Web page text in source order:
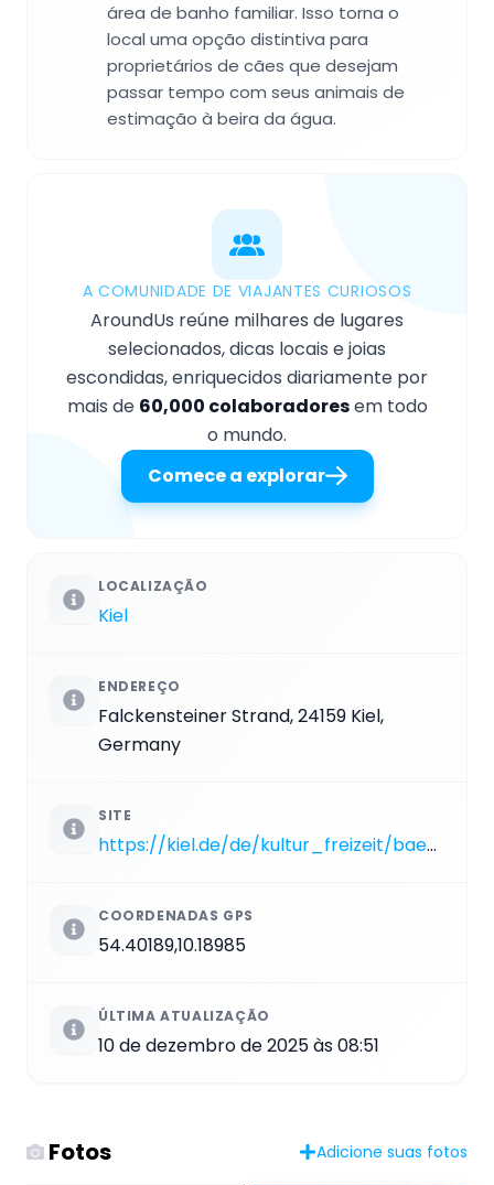
área de banho familiar. Isso torna o
local uma opção distintiva para
proprietários de cães que desejam
passar tempo com seus animais de
estimação à beira da água.
A COMUNIDADE DE VIAJANTES CURIOSOS
AroundUs reúne milhares de lugares
selecionados, dicas locais e joias
escondidas, enriquecidos diariamente por
mais de 60,000 colaboradoresem todo
o mundo.
Comece a explorar
LOCALIZAÇÃO
Kiel
ENDEREÇO
Falckensteiner Strand, 24159 Kiel,
Germany
SITE
https://kiel.de/de/kultur_freizeit/baeder_straende/strand_falckenstein.php
COORDENADAS GPS
54.40189,10.18985
ÚLTIMA ATUALIZAÇÃO
10 de dezembro de 2025 às 08:51
Fotos Adicione suas fotos